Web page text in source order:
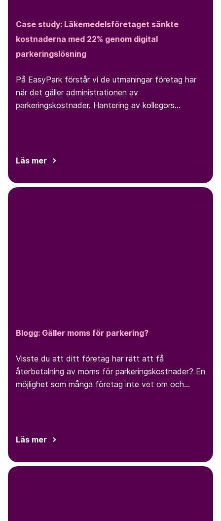
Case study: Läkemedelsföretaget sänkte
kostnaderna med 22% genom digital
parkeringslösning
På EasyPark förstår vi de utmaningar företag har
när det gäller administrationen av
parkeringskostnader. Hantering av kollegors
Läs mer
Blogg: Gäller moms för parkering?
Visste du att ditt företag har rätt att få
återbetalning av moms för parkeringskostnader? En
möjlighet som många företag inte vet om och
Läs mer